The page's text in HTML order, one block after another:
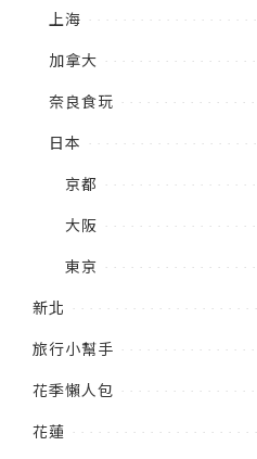
上海
加拿大
奈良食玩
日本
京都
大阪
東京
新北
旅行小幫手
花季懶人包
花蓮